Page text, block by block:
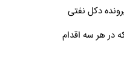
دکل نفتی
در هر سه اقدام